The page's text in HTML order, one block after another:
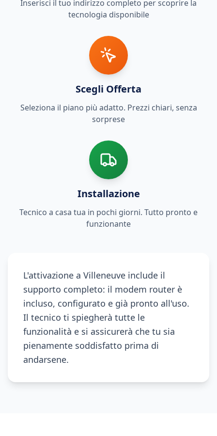
Inserisci il tuo indirizzo completo per scoprire la
tecnologia disponibile
Scegli Offerta
Seleziona il piano più adatto. Prezzi chiari, senza
sorprese
Installazione
Tecnico a casa tua in pochi giorni. Tutto pronto e
funzionante
L'attivazione a Villeneuve include il
supporto completo: il modem router è
incluso, configurato e già pronto all'uso.
Il tecnico ti spiegherà tutte le
funzionalità e si assicurerà che tu sia
pienamente soddisfatto prima di
andarsene.